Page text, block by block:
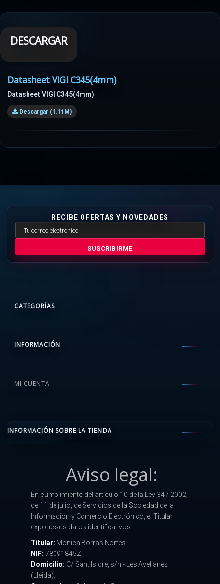
DESCARGAR
Datasheet VIGI C345(4mm)
Datasheet VIGI C345(4mm)
Descargar (1.11M)
RECIBE OFERTAS Y NOVEDADES
SUSCRIBIRME
CATEGORÍAS
INFORMACIÓN
MI CUENTA
INFORMACIÓN SOBRE LA TIENDA
Aviso legal:
En cumplimiento del artículo 10 de la Ley 34 / 2002,
de 11 de julio, de Servicios de la Sociedad de la
Información y Comercio Electrónico, el Titular
expone sus datos identificativos.
Titular: Monica Borras Nortes.
NIF: 78091845Z.
Domicilio: C/ Sant Isidre, s/n - Les Avellanes
(Lleida).